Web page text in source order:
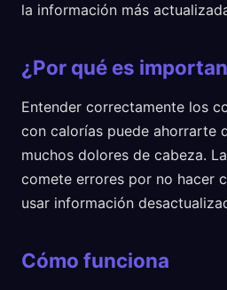
la información más
¿Por qué es
Entender correctamente los
con calorías puede ahorrarte
muchos dolores de cabeza.
comete errores por no hacer
usar información
Cómo funciona